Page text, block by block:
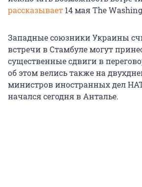
рассказывает 14 маяThe
Западные союзники Украины
встречи в Стамбуле могут
существенные сдвиги в
об этом велись также на
министров иностранных дел
начался сегодня в Анталье.